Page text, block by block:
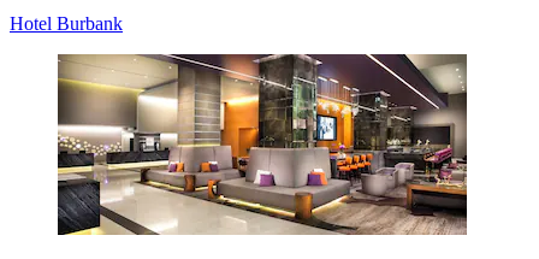
Hotel Burbank